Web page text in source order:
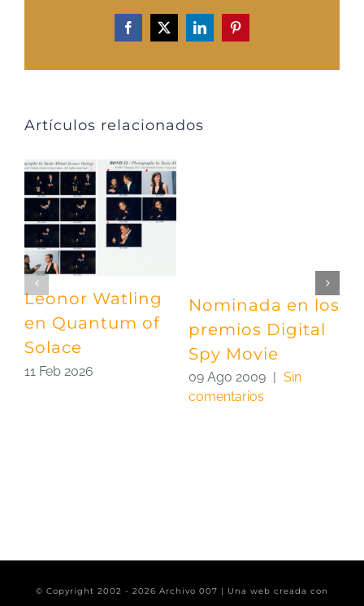
Facebook
X LinkedInPinterest
Artículos relacionados
Leonor Watling
en Quantum of
Solace
11 Feb 2026
Nominada en los
premios Digital
Spy Movie
09 Ago 2009
Sin
comentarios
© Copyright 2002 - 2026 Archivo 007 | Una web creada con